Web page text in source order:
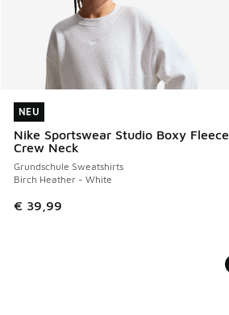
NEU
Nike Sportswear Studio Boxy Fleece
Crew Neck
Grundschule Sweatshirts
Birch Heather - White
€ 39,99
NEU